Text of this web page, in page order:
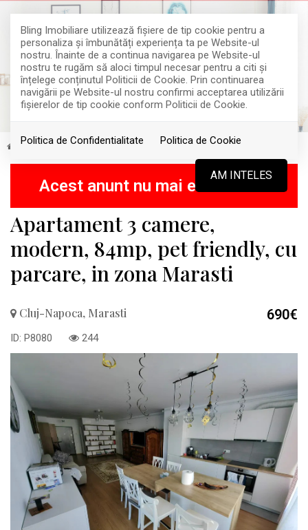
Bling Imobiliare utilizează fişiere de tip cookie pentru a
personaliza și îmbunătăți experiența ta pe Website-ul
nostru. Înainte de a continua navigarea pe Website-ul
nostru te rugăm să aloci timpul necesar pentru a citi și
înțelege conținutul Politicii de Cookie. Prin continuarea
navigării pe Website-ul nostru confirmi acceptarea utilizării
fişierelor de tip cookie conform Politicii de Cookie.
Politica de Confidentialitate Politica de Cookie
AM INTELES
Inchiriere Apartamente Cluj-Napoca Marasti
Acest anunt nu mai este activ !
Apartament 3 camere,
modern, 84mp, pet friendly, cu
parcare, in zona Marasti
Cluj-Napoca, Marasti 690€
ID: P8080 244